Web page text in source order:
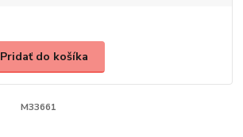
Pridať do košíka
M33661